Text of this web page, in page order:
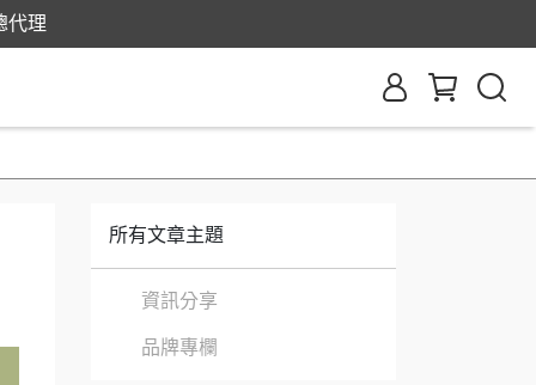
代理
所有文章主題
資訊分享
品牌專欄